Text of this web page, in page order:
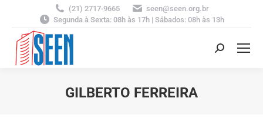
(21) 2717-9665
seen@seen.org.br
Segunda à Sexta: 08h às 17h | Sábados: 08h às 13h
Search:
GILBERTO FERREIRA